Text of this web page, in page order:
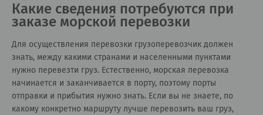
Какие сведения потребуются при
заказе морской перевозки
Для осуществления перевозки грузоперевозчик должен
знать, между какими странами и населенными пунктами
нужно перевезти груз. Естественно, морская перевозка
начинается и заканчивается в порту, поэтому порты
отправки и прибытия нужно знать. Если вы не знаете, по
какому конкретно маршруту лучше перевозить ваш груз,